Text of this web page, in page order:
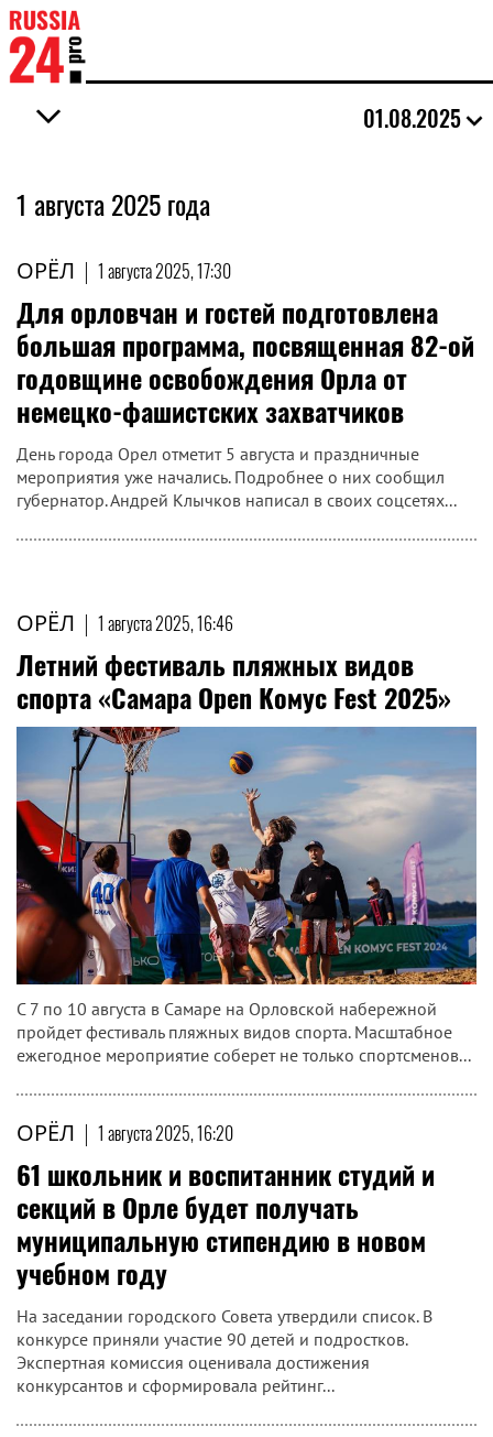
01.08.2025
1 августа 2025 года
ОРЁЛ | 1 августа 2025, 17:30
Для орловчан и гостей подготовлена
большая программа, посвященная 82-ой
годовщине освобождения Орла от
немецко-фашистских захватчиков
День города Орел отметит 5 августа и праздничные
мероприятия уже начались. Подробнее о них сообщил
губернатор. Андрей Клычков написал в своих соцсетях...
ОРЁЛ | 1 августа 2025, 16:46
Летний фестиваль пляжных видов
спорта «Самара Open Комус Fest 2025»
С 7 по 10 августа в Самаре на Орловской набережной
пройдет фестиваль пляжных видов спорта. Масштабное
ежегодное мероприятие соберет не только спортсменов...
ОРЁЛ | 1 августа 2025, 16:20
61 школьник и воспитанник студий и
секций в Орле будет получать
муниципальную стипендию в новом
учебном году
На заседании городского Совета утвердили список. В
конкурсе приняли участие 90 детей и подростков.
Экспертная комиссия оценивала достижения
конкурсантов и сформировала рейтинг...